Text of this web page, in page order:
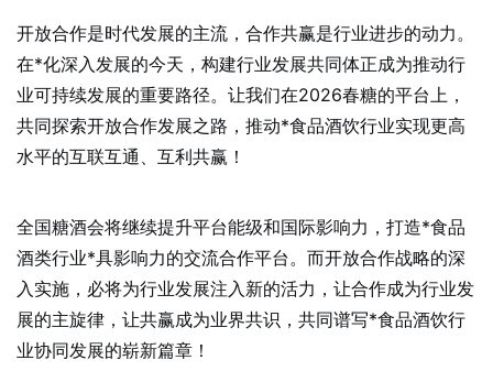
开放合作是时代发展的主流，合作共赢是行业进步的动力。
在*化深入发展的今天，构建行业发展共同体正成为推动行
业可持续发展的重要路径。让我们在2026春糖的平台上，
共同探索开放合作发展之路，推动*食品酒饮行业实现更高
水平的互联互通、互利共赢！
全国糖酒会将继续提升平台能级和国际影响力，打造*食品
酒类行业*具影响力的交流合作平台。而开放合作战略的深
入实施，必将为行业发展注入新的活力，让合作成为行业发
展的主旋律，让共赢成为业界共识，共同谱写*食品酒饮行
业协同发展的崭新篇章！